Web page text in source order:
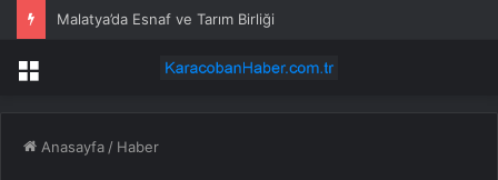
Büyükşehir ekiplerinden Kemer Liman Caddesi’nde çalışma
Menü
Anasayfa / Haber